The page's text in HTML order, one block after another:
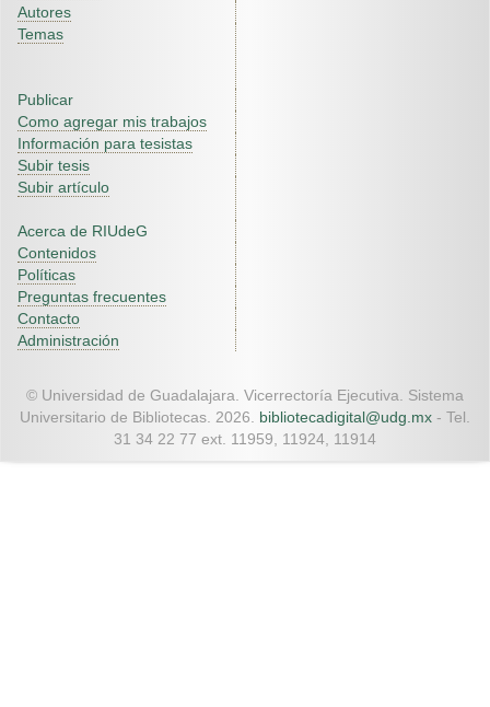
Autores
Temas
Publicar
Como agregar mis trabajos
Información para tesistas
Subir tesis
Subir artículo
Acerca de RIUdeG
Contenidos
Políticas
Preguntas frecuentes
Contacto
Administración
© Universidad de Guadalajara. Vicerrectoría Ejecutiva. Sistema
Universitario de Bibliotecas. 2026. bibliotecadigital@udg.mx - Tel.
31 34 22 77 ext. 11959, 11924, 11914